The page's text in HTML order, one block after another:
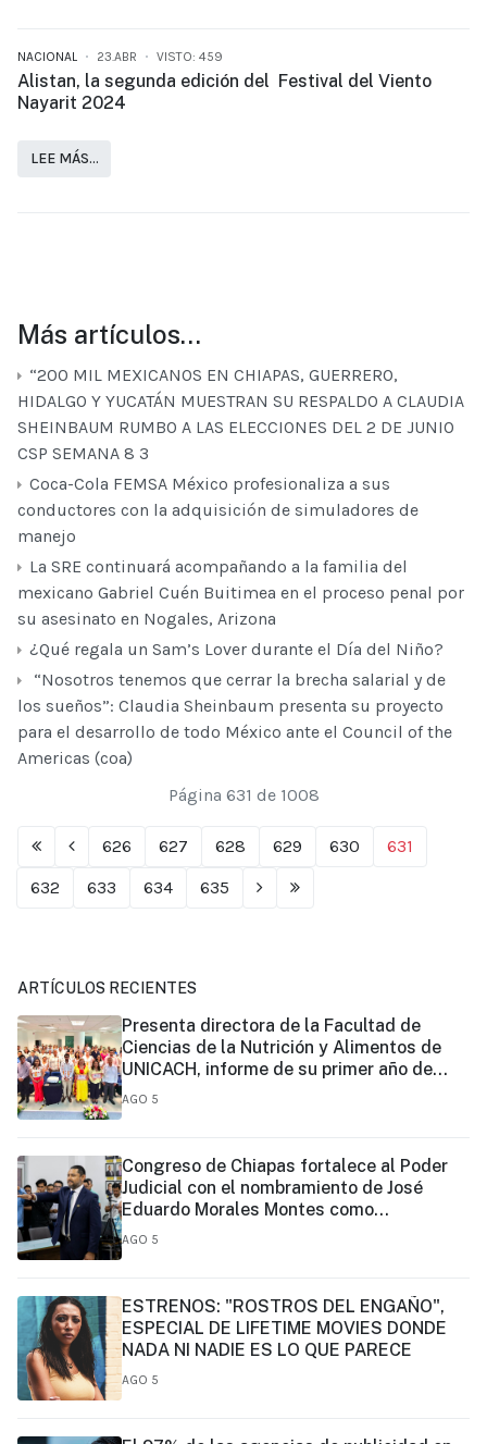
NACIONAL 23.ABR VISTO: 459
Alistan, la segunda edición del Festival del Viento
Nayarit 2024
LEE MÁS…
Más artículos…
“200 MIL MEXICANOS EN CHIAPAS, GUERRERO,
HIDALGO Y YUCATÁN MUESTRAN SU RESPALDO A CLAUDIA
SHEINBAUM RUMBO A LAS ELECCIONES DEL 2 DE JUNIO
CSP SEMANA 8 3
Coca-Cola FEMSA México profesionaliza a sus
conductores con la adquisición de simuladores de
manejo
La SRE continuará acompañando a la familia del
mexicano Gabriel Cuén Buitimea en el proceso penal por
su asesinato en Nogales, Arizona
¿Qué regala un Sam’s Lover durante el Día del Niño?
“Nosotros tenemos que cerrar la brecha salarial y de
los sueños”: Claudia Sheinbaum presenta su proyecto
para el desarrollo de todo México ante el Council of the
Americas (coa)
Página 631 de 1008
626 627 628 629 630
631
632
633 634 635
ARTÍCULOS RECIENTES
Presenta directora de la Facultad de
Ciencias de la Nutrición y Alimentos de
UNICACH, informe de su primer año de
gestión
AGO 5
Congreso de Chiapas fortalece al Poder
Judicial con el nombramiento de José
Eduardo Morales Montes como
magistrado
AGO 5
ESTRENOS: "ROSTROS DEL ENGAÑO",
ESPECIAL DE LIFETIME MOVIES DONDE
NADA NI NADIE ES LO QUE PARECE
AGO 5